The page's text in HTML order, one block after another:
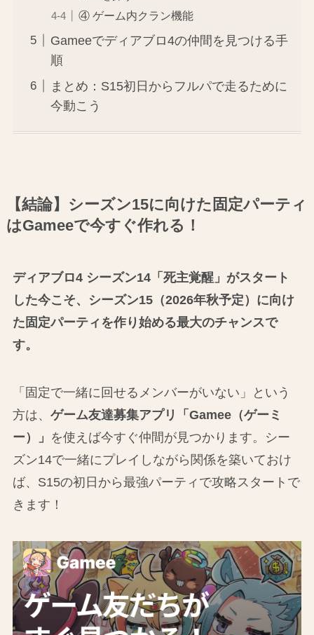
④ ゲーム内クラン機能
Gameeでディアブロ4の仲間を見つける手
順
まとめ：S15初日からフルパで走るために
今動こう
【結論】シーズン15に向けた固定パーティ
はGameeで今すぐ作れる！
ディアブロ4 シーズン14「死主覚醒」がスタート
した今こそ、シーズン15（2026年秋予定）に向け
た固定パーティを作り始める最大のチャンスで
す。
「固定で一緒に回せるメンバーがいない」という
方は、 ゲーム友達募集アプリ「Gamee（ゲーミ
ー）」 を使えば今すぐ仲間が見つかります。シー
ズン14で一緒にプレイしながら関係を築いておけ
ば、S15の初日から最強パーティで攻略スタートで
きます！